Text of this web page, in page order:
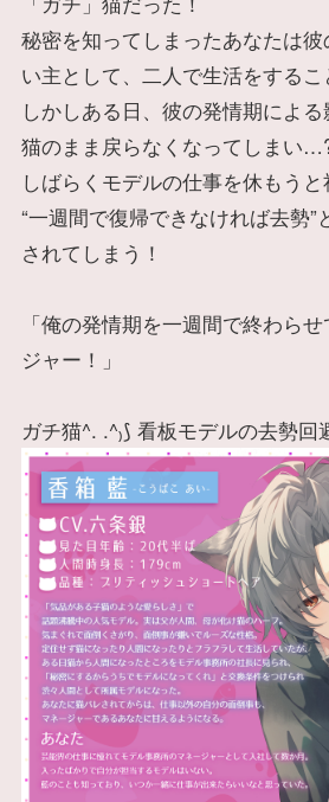
秘密を知ってしまったあなたは
い主として、二人で生活をするこ
しかしある日、彼の発情期によ
猫のまま戻らなくなってしまい
しばらくモデルの仕事を休もうと
“一週間で復帰できなければ去勢”
されてしまう！
「俺の発情期を一週間で終わら
ジャー！」
ガチ猫^. .^₎⟆ 看板モデルの去勢回